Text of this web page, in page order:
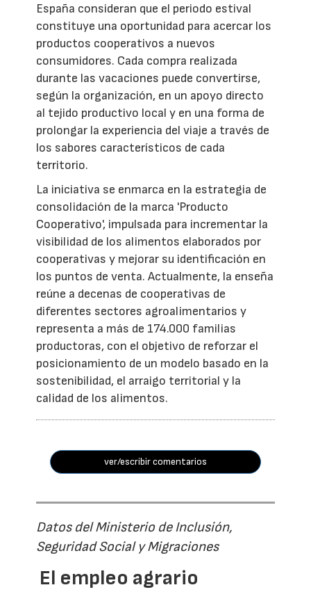
España consideran que el periodo estival
constituye una oportunidad para acercar los
productos cooperativos a nuevos
consumidores. Cada compra realizada
durante las vacaciones puede convertirse,
según la organización, en un apoyo directo
al tejido productivo local y en una forma de
prolongar la experiencia del viaje a través de
los sabores característicos de cada
territorio.
La iniciativa se enmarca en la estrategia de
consolidación de la marca 'Producto
Cooperativo', impulsada para incrementar la
visibilidad de los alimentos elaborados por
cooperativas y mejorar su identificación en
los puntos de venta. Actualmente, la enseña
reúne a decenas de cooperativas de
diferentes sectores agroalimentarios y
representa a más de 174.000 familias
productoras, con el objetivo de reforzar el
posicionamiento de un modelo basado en la
sostenibilidad, el arraigo territorial y la
calidad de los alimentos.
ver/escribir comentarios
Datos del Ministerio de Inclusión,
Seguridad Social y Migraciones
El empleo agrario